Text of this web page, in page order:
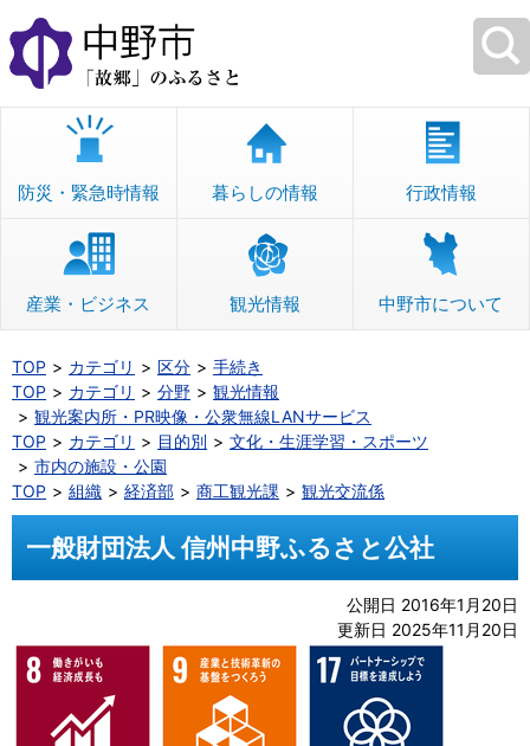
本
文
へ
移
防災・緊急時情報 暮らしの情報 行政情報
産業・ビジネス 観光情報 中野市について
TOP カテゴリ 区分
手続き
TOP
カテゴリ 分野
観光情報
観光案内所・PR映像・公衆無線LANサービス
TOP
カテゴリ 目的別
文化・生涯学習・スポーツ
市内の施設・公園
TOP
組織 経済部 商工観光課 観光交流係
一般財団法人 信州中野ふるさと公社
公開日 2016年1月20日
更新日 2025年11月20日